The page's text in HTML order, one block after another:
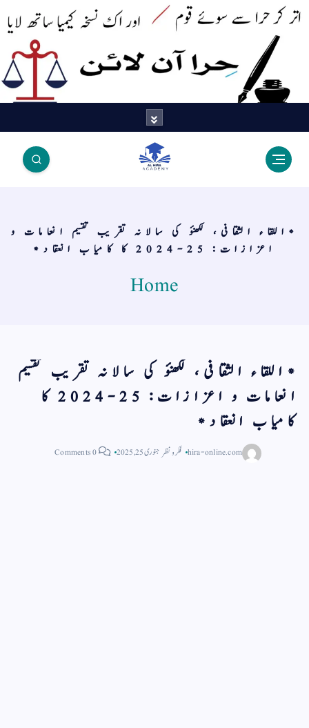
اک نسخہ کیمیا ساتھ لایا
*اللقاء الثقافی، لکھنؤ کی سالانہ تقریب تقسیم انعامات و
اعزازات: 25-2024 کا کامیاب انعقاد*
Home
*اللقاء الثقافی، لکھنؤ کی سالانہ تقریب تقسیم
انعامات و اعزازات: 25-2024 کا
کامیاب انعقاد*
hira-online.com فکر و نظر جنوری 25, 2025